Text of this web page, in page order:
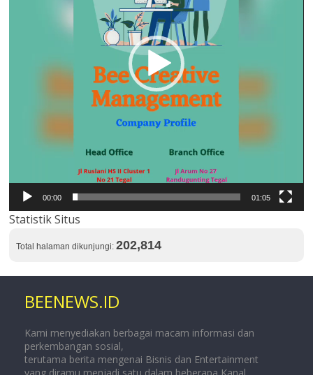
00:00 01:05
Statistik Situs
Total halaman dikunjungi:202,814
BEENEWS.ID
Kami menyediakan berbagai macam informasi dan
perkembangan sosial,
terutama berita mengenai Bisnis dan Entertainment
yang diramu menjadi satu dalam beberapa Kanal.